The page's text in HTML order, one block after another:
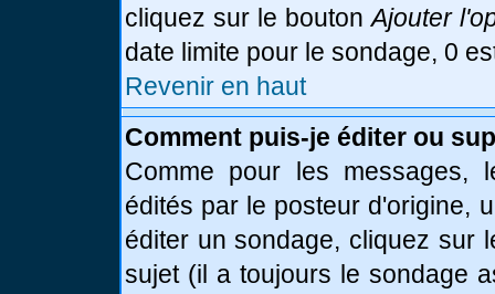
cliquez sur le boutonAjouter
date limite pour le sondage, 0
Revenir en haut
Comment puis-je éditer ou
Comme pour les messages,
édités par le posteur d'origine,
éditer un sondage, cliquez sur
sujet (il a toujours le sondage